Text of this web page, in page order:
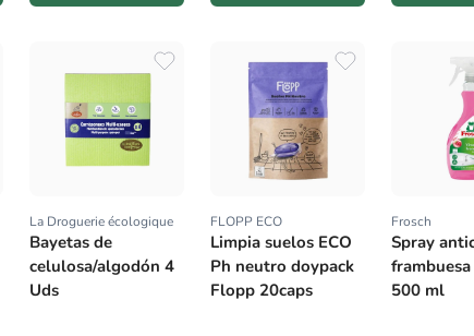
Proveedor:
La Droguerie écologique
Bayetas de
celulosa/algodón 4
Uds
Proveedor:
FLOPP ECO
Limpia suelos ECO
Ph neutro doypack
Flopp 20caps
Proveedor:
Frosch
Spray
frambuesa
500 ml